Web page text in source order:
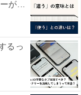
が...
るっ